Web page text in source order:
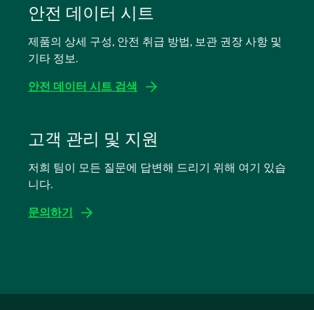
안전 데이터 시트
제품의 상세 구성, 안전 취급 방법, 보관 권장 사항 및
기타 정보.
안전 데이터 시트 검색
고객 관리 및 지원
저희 팀이 모든 질문에 답변해 드리기 위해 여기 있습
니다.
문의하기